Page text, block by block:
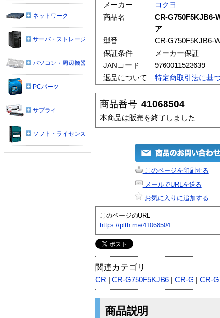
メーカー
コクヨ
商品名
CR-G750F5KJB6-
ア
型番
CR-G750F5KJB6-
保証条件
メーカー保証
JANコード
9760011523639
返品について
特定商取引法に基
商品番号 41068504
本商品は販売を終了しました
このページを印刷する
メールでURLを送る
お気に入りに追加する
このページのURL
https://plth.me/41068504
関連カテゴリ
CR CR-G750F5KJB6 CR-G CR-
商品説明
ネットワーク
サーバ・ストレージ
パソコン・周辺機器
PCパーツ
サプライ
ソフト・ライセンス